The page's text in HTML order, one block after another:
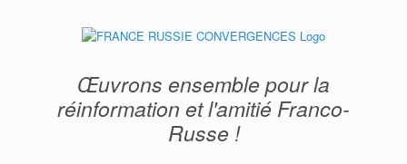
Œuvrons ensemble pour la
réinformation et l'amitié Franco-
Russe !